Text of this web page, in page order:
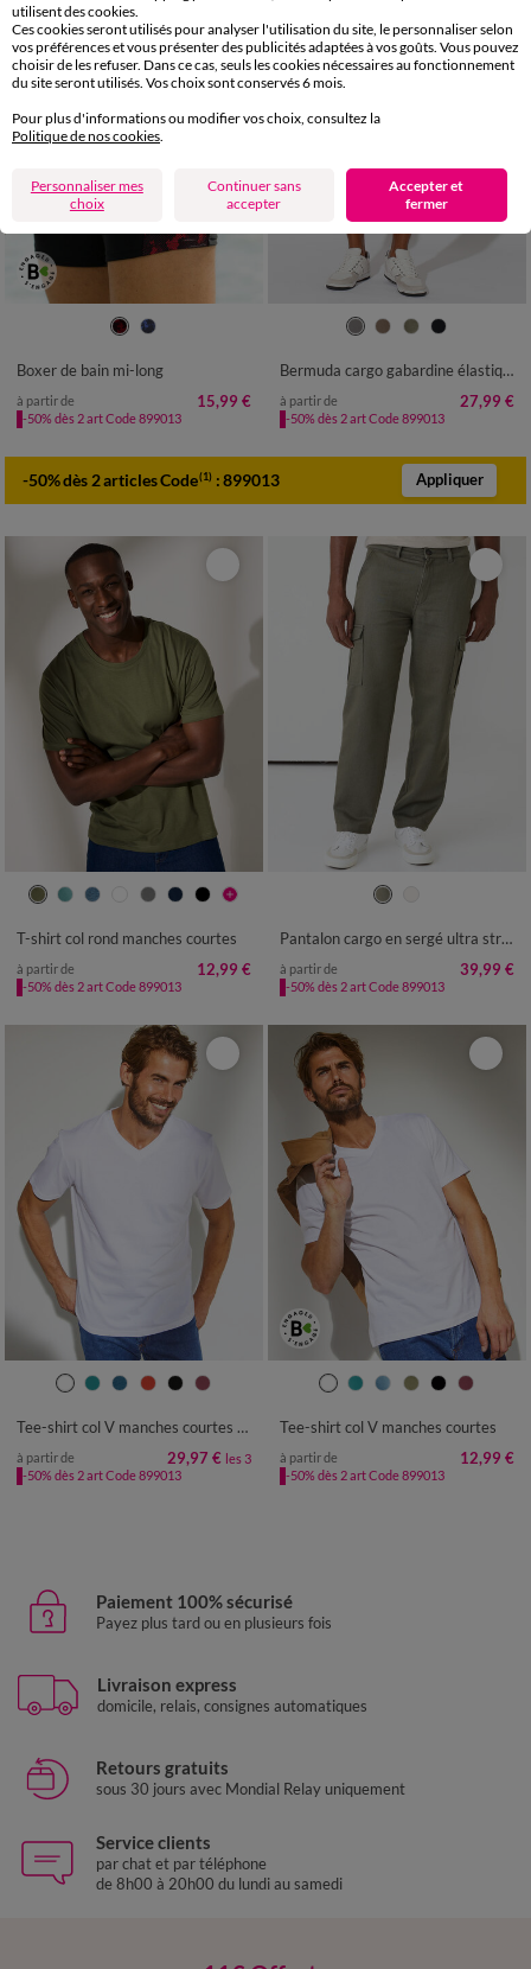
40/42 44/46
Boxer de bain mi-long
à partir de 15,99 €
-50% dès 2 art Code 899013
44/46 48/50
Bermuda cargo gabardine élastiqué
à partir de 27,99 €
-50% dès 2 art Code 899013
-50% dès 2 articles Code(1) :899013 Appliquer
S M L XL XXL 3XL
4XL
T-shirt col rond manches courtes
à partir de 12,99 €
-50% dès 2 art Code 899013
42 44
Pantalon cargo en sergé ultra stretch - L30
à partir de 39,99 €
-50% dès 2 art Code 899013
M L XL XXL 3XL
4XL
Tee-shirt col V manches courtes - lot de 3
à partir de 29,97 € les 3
-50% dès 2 art Code 899013
M L XL XXL 3XL
4XL
Tee-shirt col V manches courtes
à partir de 12,99 €
-50% dès 2 art Code 899013
Paiement 100% sécurisé
Payez plus tard ou en plusieurs fois
Livraison express
domicile, relais, consignes automatiques
Retours gratuits
sous 30 jours avec Mondial Relay uniquement
Service clients
par chat et par téléphone
de 8h00 à 20h00 du lundi au samedi
utilisent des cookies.
Ces cookies seront utilisés pour analyser l'utilisation du site, le personnaliser selon
vos préférences et vous présenter des publicités adaptées à vos goûts. Vous pouvez
choisir de les refuser. Dans ce cas, seuls les cookies nécessaires au fonctionnement
du site seront utilisés. Vos choix sont conservés 6 mois.
Pour plus d'informations ou modifier vos choix, consultez la
Politique de nos cookies
Personnaliser mes
choix
Continuer sans
accepter
Accepter et
fermer